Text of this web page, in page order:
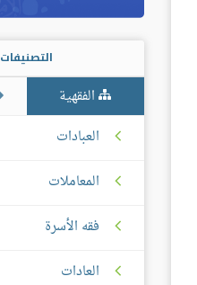
التصنيفات
الفقهية
العبادات
المعاملات
فقه الأسرة
العادات